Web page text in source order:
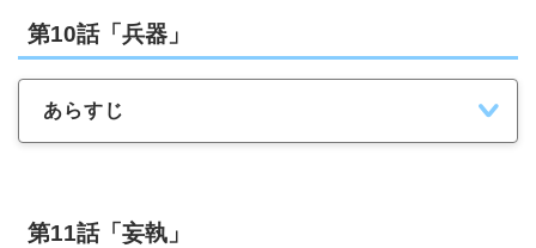
第10話「兵器」
あらすじ
第11話「妄執」